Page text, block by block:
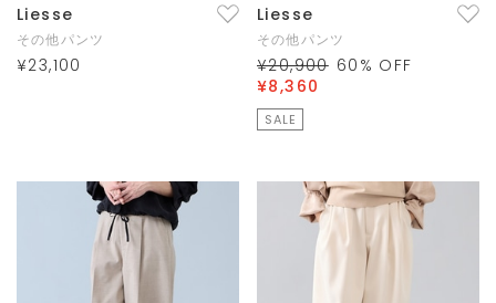
Liesse
その他パンツ
¥23,100
Liesse
その他パンツ
¥20,900 60 % OFF
¥8,360
SALE